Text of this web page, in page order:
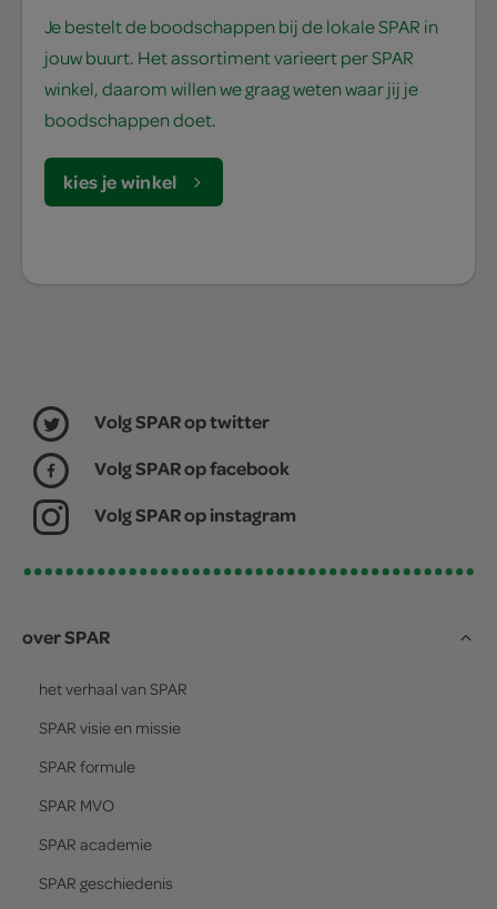
Je bestelt de boodschappen bij de lokale SPAR in
jouw buurt. Het assortiment varieert per SPAR
winkel, daarom willen we graag weten waar jij je
boodschappen doet.
kies je winkel
Volg SPAR op twitter
Volg SPAR op facebook
Volg SPAR op instagram
over SPAR
het verhaal van SPAR
SPAR visie en missie
SPAR formule
SPAR MVO
SPAR academie
SPAR geschiedenis